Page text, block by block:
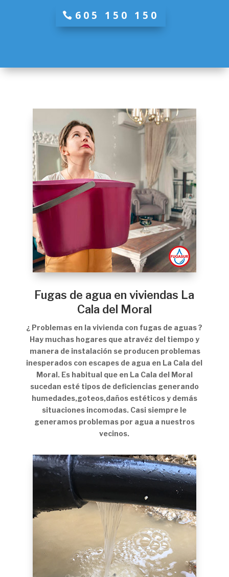
605 150 150
Fugas de agua en viviendas La
Cala del Moral
¿ Problemas en la vivienda con fugas de aguas ?
Hay muchas hogares que atravéz del tiempo y
manera de instalación se producen problemas
inesperados con escapes de agua en La Cala del
Moral. Es habitual que en La Cala del Moral
sucedan esté tipos de deficiencias generando
humedades,goteos,daños estéticos y demás
situaciones incomodas. Casi siempre le
generamos problemas por agua a nuestros
vecinos.